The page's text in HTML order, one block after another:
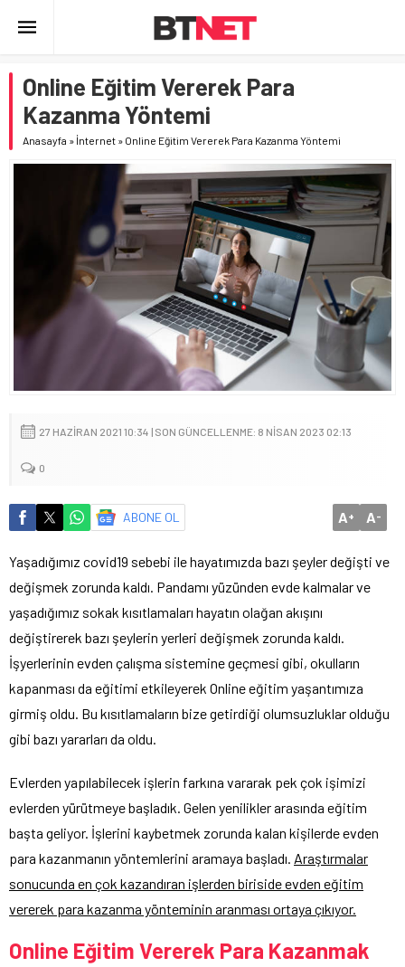
Online Eğitim Vererek Para
Kazanma Yöntemi
Anasayfa » İnternet » Online Eğitim Vererek Para Kazanma Yöntemi
27 HAZIRAN 2021 10:34 | SON GÜNCELLENME: 8 NISAN 2023 02:13
0
ABONE OL A+ A-
Yaşadığımız covid19 sebebi ile hayatımızda bazı şeyler değişti ve
değişmek zorunda kaldı. Pandamı yüzünden evde kalmalar ve
yaşadığımız sokak kısıtlamaları hayatın olağan akışını
değiştirerek bazı şeylerin yerleri değişmek zorunda kaldı.
İşyerlerinin evden çalışma sistemine geçmesi gibi, okulların
kapanması da eğitimi etkileyerek Online eğitim yaşantımıza
girmiş oldu. Bu kısıtlamaların bize getirdiği olumsuzluklar olduğu
gibi bazı yararları da oldu.
Evlerden yapılabilecek işlerin farkına vararak pek çok işimizi
evlerden yürütmeye başladık. Gelen yenilikler arasında eğitim
başta geliyor. İşlerini kaybetmek zorunda kalan kişilerde evden
para kazanmanın yöntemlerini aramaya başladı. Araştırmalar
sonucunda en çok kazandıran işlerden biriside evden eğitim
vererek para kazanma yönteminin aranması ortaya çıkıyor.
Online Eğitim Vererek Para Kazanmak